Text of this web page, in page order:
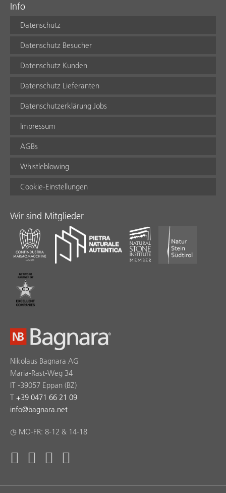
Info
Datenschutz
Datenschutz Besucher
Datenschutz Kunden
Datenschutz Lieferanten
Datenschutzerklärung Jobs
Impressum
AGBs
Whistleblowing
Cookie-Einstellungen
Wir sind Mitglieder
Nikolaus Bagnara AG
Maria-Rast-Weg 34
IT -39057 Eppan (BZ)
T +39 0471 66 21 09
info@bagnara.net
◷ MO-FR: 8-12 & 14-18